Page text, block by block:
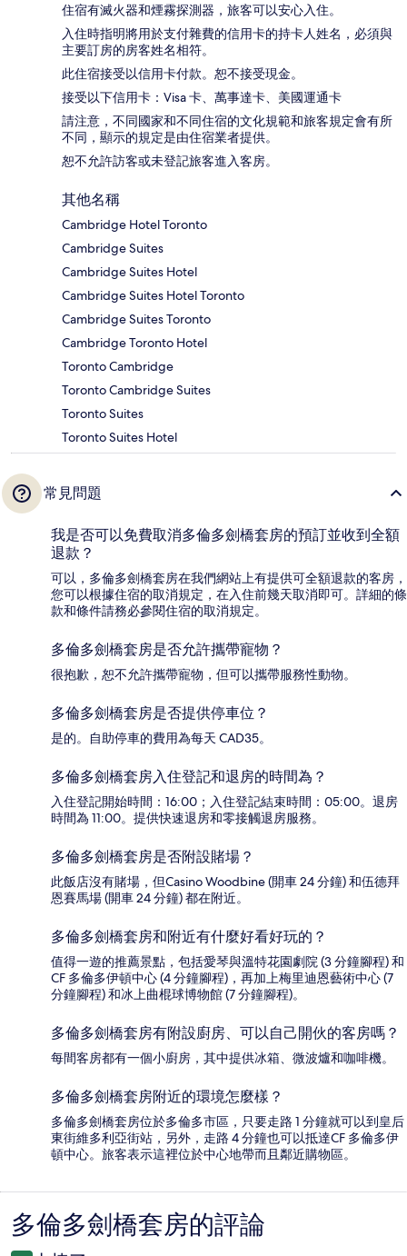
住宿有滅火器和煙霧探測器，旅客可以安心入住。
入住時指明將用於支付雜費的信用卡的持卡人姓名，必須與
主要訂房的房客姓名相符。
此住宿接受以信用卡付款。恕不接受現金。
接受以下信用卡：Visa 卡、萬事達卡、美國運通卡
請注意，不同國家和不同住宿的文化規範和旅客規定會有所
不同，顯示的規定是由住宿業者提供。
恕不允許訪客或未登記旅客進入客房。
其他名稱
Cambridge Hotel Toronto
Cambridge Suites
Cambridge Suites Hotel
Cambridge Suites Hotel Toronto
Cambridge Suites Toronto
Cambridge Toronto Hotel
Toronto Cambridge
Toronto Cambridge Suites
Toronto Suites
Toronto Suites Hotel
常見問題
我是否可以免費取消多倫多劍橋套房的預訂並收到全額
退款？
可以，多倫多劍橋套房在我們網站上有提供可全額退款的客房，
您可以根據住宿的取消規定，在入住前幾天取消即可。詳細的條
款和條件請務必參閱住宿的取消規定。
多倫多劍橋套房是否允許攜帶寵物？
很抱歉，恕不允許攜帶寵物，但可以攜帶服務性動物。
多倫多劍橋套房是否提供停車位？
是的。自助停車的費用為每天 CAD35。
多倫多劍橋套房入住登記和退房的時間為？
入住登記開始時間：16:00；入住登記結束時間：05:00。退房
時間為 11:00。提供快速退房和零接觸退房服務。
多倫多劍橋套房是否附設賭場？
此飯店沒有賭場，但Casino Woodbine (開車 24 分鐘) 和伍德拜
恩賽馬場 (開車 24 分鐘) 都在附近。
多倫多劍橋套房和附近有什麼好看好玩的？
值得一遊的推薦景點，包括愛琴與溫特花園劇院 (3 分鐘腳程) 和
CF 多倫多伊頓中心 (4 分鐘腳程)，再加上梅里迪恩藝術中心 (7
分鐘腳程) 和冰上曲棍球博物館 (7 分鐘腳程)。
多倫多劍橋套房有附設廚房、可以自己開伙的客房嗎？
每間客房都有一個小廚房，其中提供冰箱、微波爐和咖啡機。
多倫多劍橋套房附近的環境怎麼樣？
多倫多劍橋套房位於多倫多市區，只要走路 1 分鐘就可以到皇后
東街維多利亞街站，另外，走路 4 分鐘也可以抵達CF 多倫多伊
頓中心。旅客表示這裡位於中心地帶而且鄰近購物區。
評
多倫多劍橋套房的評論